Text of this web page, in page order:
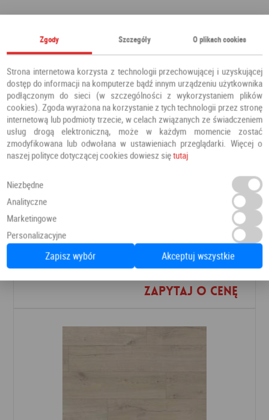
Polecamy również
Panele Podłogowe Dab Patynowy Klasyczny Szary IMU3560 AC5 12 mm
Panele podłogowe PANELE
Zapytaj o cenę
Dodaj do ulubionych
Zgody Szczegóły O plikach cookies
Strona internetowa korzysta z technologii przechowującej i uzyskującej
dostęp do informacji na komputerze bądź innym urządzeniu użytkownika
podłączonym do sieci (w szczególności z wykorzystaniem plików
cookies). Zgoda wyrażona na korzystanie z tych technologii przez stronę
internetową lub podmioty trzecie, w celach związanych ze świadczeniem
usług drogą elektroniczną, może w każdym momencie zostać
zmodyfikowana lub odwołana w ustawieniach przeglądarki. Więcej o
naszej polityce dotyczącej cookies dowiesz siętutaj
Niezbędne
Analityczne
Marketingowe
Personalizacyjne
Zapisz wybór Akceptuj wszystkie